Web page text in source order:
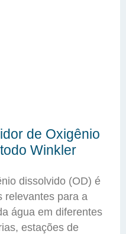
de Oxigênio
Winkler
dissolvido (OD) é
relevantes para a
água em diferentes
estações de